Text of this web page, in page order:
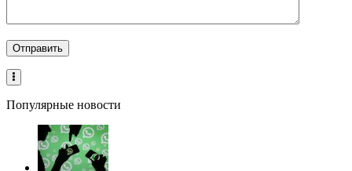
Популярные новости